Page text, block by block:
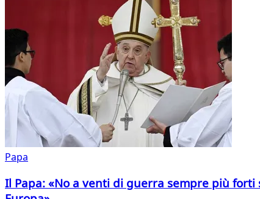
Papa
Il Papa: «No a venti di guerra sempre più forti